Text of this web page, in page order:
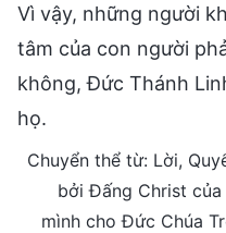
Vì vậy, những người
tâm của con người
không, Đức Thánh
họ.
Chuyển thể từ: Lời,
bởi Đấng Christ
mình cho Đức Chúa